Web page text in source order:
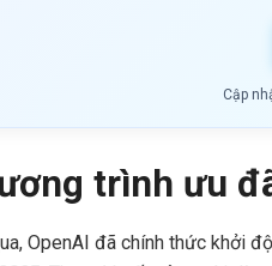
Cập
trình ưu
OpenAI đã chính thức khởi